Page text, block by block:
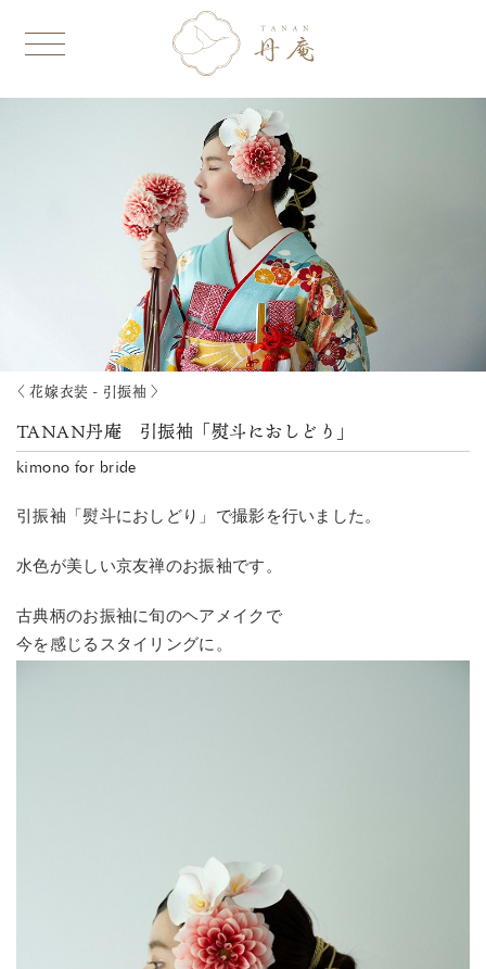
〈 花嫁衣装 - 引振袖 〉
TANAN丹庵 引振袖「熨斗におしどり」
kimono for bride
引振袖「熨斗におしどり」で撮影を行いました。
水色が美しい京友禅のお振袖です。
古典柄のお振袖に旬のヘアメイクで
今を感じるスタイリングに。